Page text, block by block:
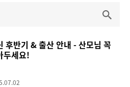
후반기 & 출산 안내 - 산모님 꼭
두세요!